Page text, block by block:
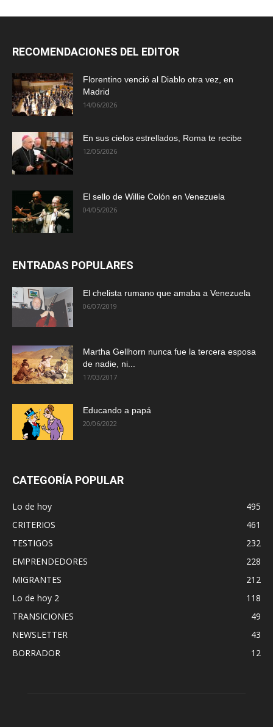
RECOMENDACIONES DEL EDITOR
Florentino venció al Diablo otra vez, en
Madrid
14/06/2026
En sus cielos estrellados, Roma te recibe
12/05/2026
El sello de Willie Colón en Venezuela
04/05/2026
ENTRADAS POPULARES
El chelista rumano que amaba a Venezuela
06/07/2019
Martha Gellhorn nunca fue la tercera esposa
de nadie, ni...
17/03/2017
Educando a papá
20/06/2022
CATEGORÍA POPULAR
Lo de hoy
495
CRITERIOS
461
TESTIGOS
232
EMPRENDEDORES
228
MIGRANTES
212
Lo de hoy 2
118
TRANSICIONES
49
NEWSLETTER
43
BORRADOR
12